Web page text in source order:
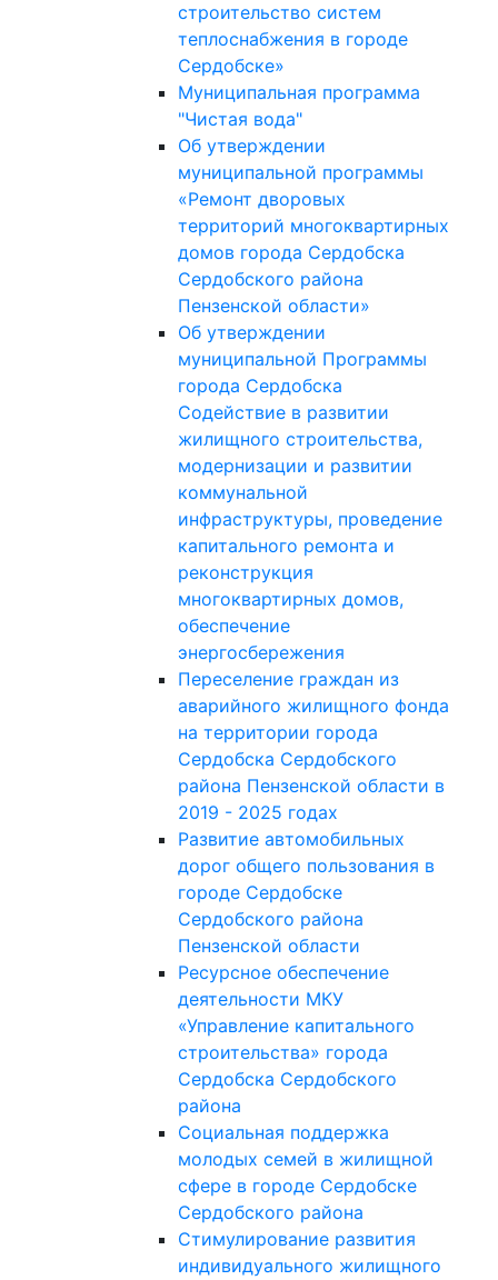
строительство систем
теплоснабжения в городе
Сердобске»
Муниципальная программа
"Чистая вода"
Об утверждении
муниципальной программы
«Ремонт дворовых
территорий многоквартирных
домов города Сердобска
Сердобского района
Пензенской области»
Об утверждении
муниципальной Программы
города Сердобска
Содействие в развитии
жилищного строительства,
модернизации и развитии
коммунальной
инфраструктуры, проведение
капитального ремонта и
реконструкция
многоквартирных домов,
обеспечение
энергосбережения
Переселение граждан из
аварийного жилищного фонда
на территории города
Сердобска Сердобского
района Пензенской области в
2019 - 2025 годах
Развитие автомобильных
дорог общего пользования в
городе Сердобске
Сердобского района
Пензенской области
Ресурсное обеспечение
деятельности МКУ
«Управление капитального
строительства» города
Сердобска Сердобского
района
Социальная поддержка
молодых семей в жилищной
сфере в городе Сердобске
Сердобского района
Стимулирование развития
индивидуального жилищного